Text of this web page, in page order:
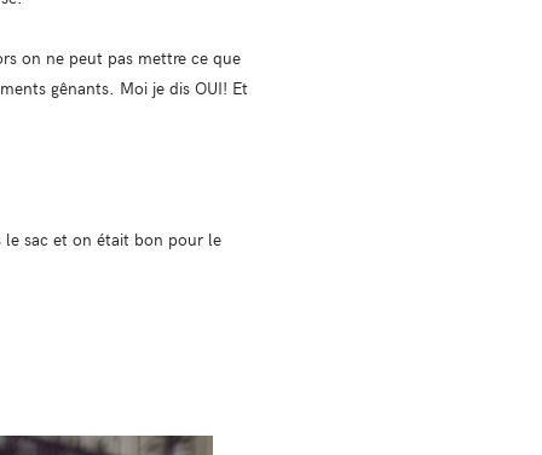
on ne peut pas mettre ce que
gênants. Moi je dis OUI! Et
le sac et on était bon pour le